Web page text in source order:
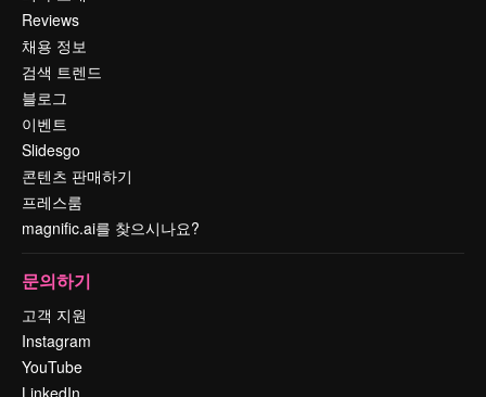
Reviews
채용 정보
검색 트렌드
블로그
이벤트
Slidesgo
콘텐츠 판매하기
프레스룸
magnific.ai를 찾으시나요?
문의하기
고객 지원
Instagram
YouTube
LinkedIn